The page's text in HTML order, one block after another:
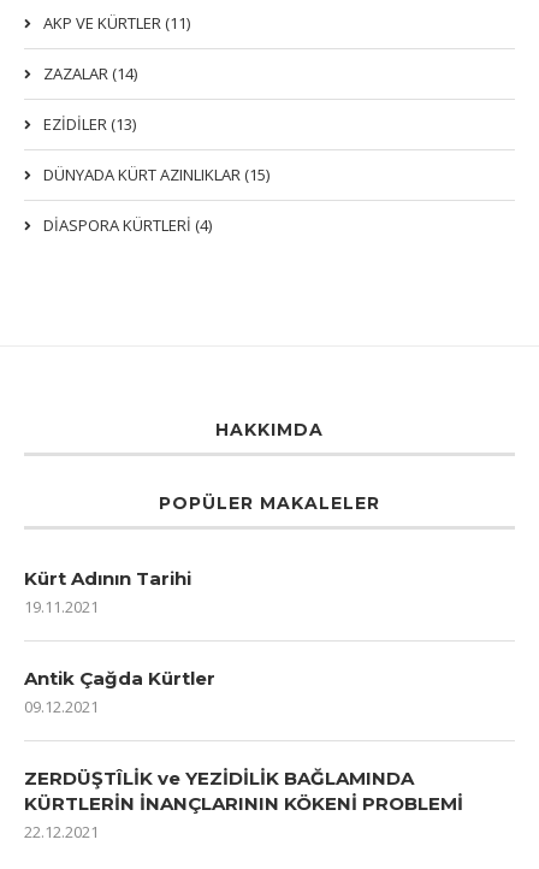
AKP VE KÜRTLER (11)
ZAZALAR (14)
EZIDILER (13)
DÜNYADA KÜRT AZINLIKLAR (15)
DİASPORA KÜRTLERİ (4)
HAKKIMDA
POPÜLER MAKALELER
Kürt Adının Tarihi
19.11.2021
Antik Çağda Kürtler
09.12.2021
ZERDÜŞTÎLİK ve YEZİDİLİK BAĞLAMINDA
KÜRTLERİN İNANÇLARININ KÖKENİ PROBLEMİ
22.12.2021